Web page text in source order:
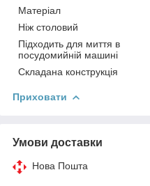
Матеріал
Ніж столовий
Підходить для миття в
посудомийній машині
Складана конструкція
Приховати
Умови доставки
Нова Пошта